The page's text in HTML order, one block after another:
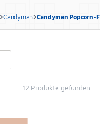
Candyman Candyman Popcorn-
12 Produkte gefunden